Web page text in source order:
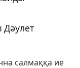
Дәулет
салмаққа ие